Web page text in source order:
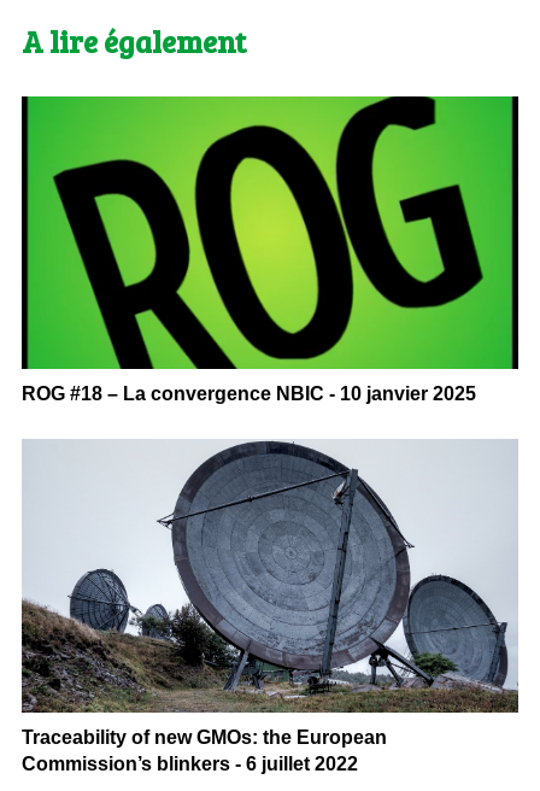
A lire également
ROG #18 – La convergence NBIC - 10 janvier 2025
Traceability of new GMOs: the European
Commission’s blinkers - 6 juillet 2022